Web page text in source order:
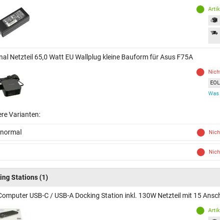
Netzteil 65,0 Watt EU Wallplug kleine Bauform für Asus F75A
Was
Varianten:
Stations(1)
USB-C / USB-A Docking Station inkl. 130W Netzteil mit 15